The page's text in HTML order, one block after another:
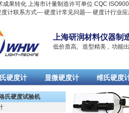
成果转化 上海市计量制造许可单位 CQC
度计联系方式--- 硬度计常见问题--- 硬度计行业应
上海研润材料仪器制
低价质高, 造型精美 , 功能
硬度计 显微硬度计 维氏硬度
氏硬度试验机